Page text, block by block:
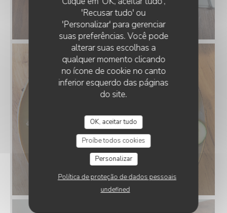
'Recusar tudo' ou
'Personalizar' para gerenciar
suas preferências. Você pode
alterar suas escolhas a
qualquer momento clicando
no ícone de cookie no canto
inferior esquerdo das páginas
do site.
OK, aceitar tudo
Proíbe todos cookies
Personalizar
Política de proteção de dados pessoais
undefined